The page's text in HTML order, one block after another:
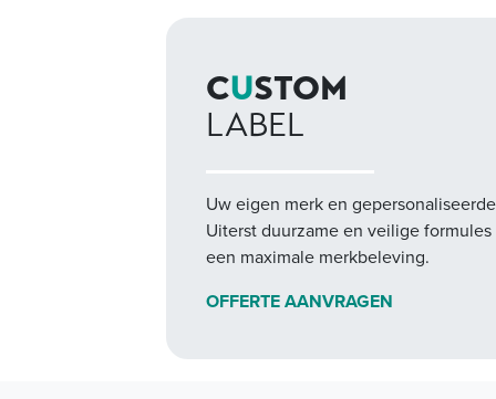
CUSTOM
LABEL
Uw eigen merk en
Uiterst duurzame en veilige
een maximale merkbeleving.
OFFERTE AANVRAGEN